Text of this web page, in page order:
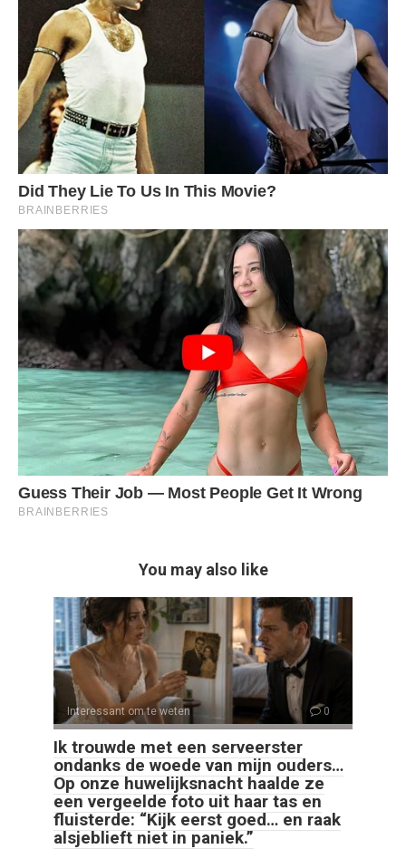
You may also like
Interessant om te weten 0
Ik trouwde met een serveerster
ondanks de woede van mijn ouders…
Op onze huwelijksnacht haalde ze
een vergeelde foto uit haar tas en
fluisterde: “Kijk eerst goed… en raak
alsjeblieft niet in paniek.”